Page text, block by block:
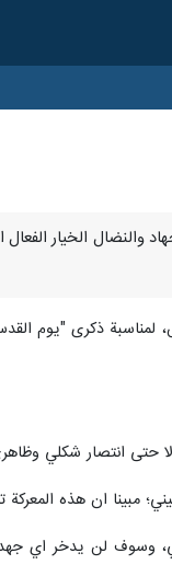
والنضال الخيار
لمناسبة ذكرى "يوم
مبينا ان هذه المعركة
وسوف لن يدخر